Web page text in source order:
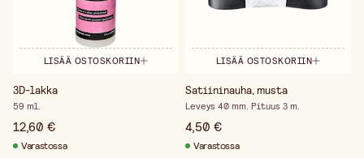
LISÄÄ OSTOSKORIIN
3D-lakka
59 ml.
12,60 €
Varastossa
LISÄÄ OSTOSKORIIN
Satiininauha, musta
Leveys 40 mm. Pituus 3 m.
4,50 €
Varastossa